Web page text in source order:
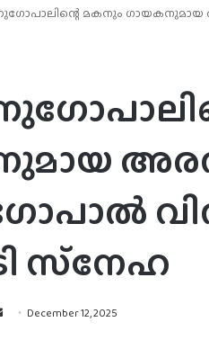
മകനും ഗായകനുമായ
സ്‌നേഹ
Send December 12, 2025